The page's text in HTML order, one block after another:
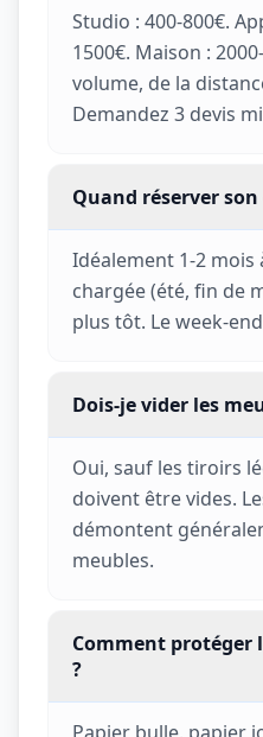
Studio : 400-800€.
1500€. Maison :
volume, de la
Demandez 3 devis
Quand réserver
Idéalement 1-2 mois
chargée (été, fin de
plus tôt. Le week-
Dois-je vider les
Oui, sauf les tiroirs
doivent être vides.
démontent
meubles.
Comment protéger
?